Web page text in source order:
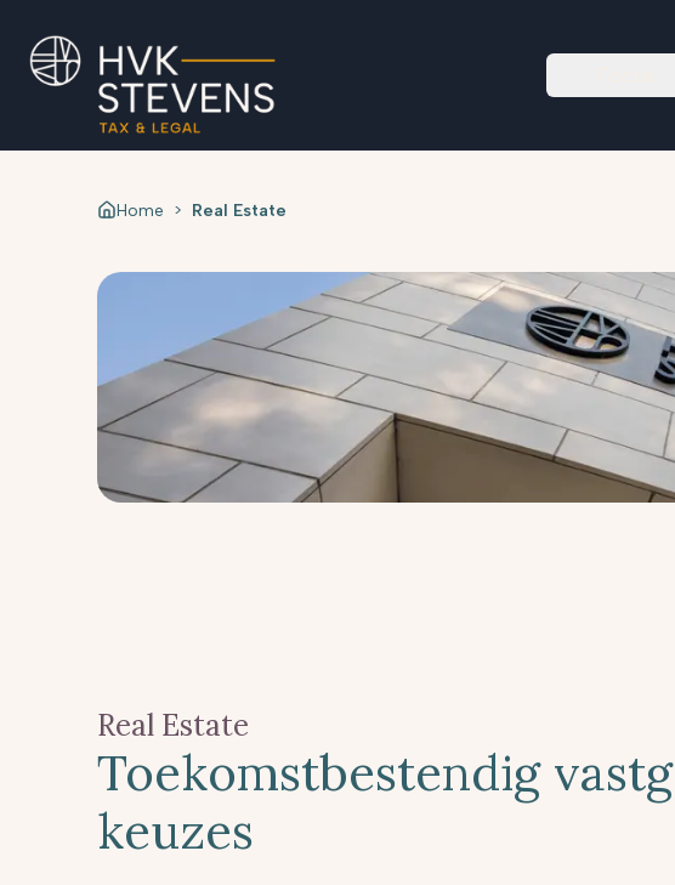
Home > Real Estate
Real Estate
Toekomstbestendig
keuzes